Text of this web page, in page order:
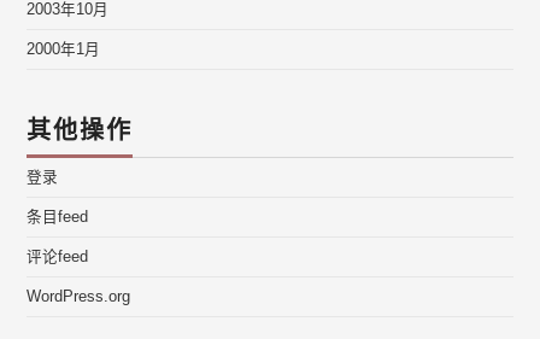
2003年10月
2000年1月
其他操作
登录
条目feed
评论feed
WordPress.org